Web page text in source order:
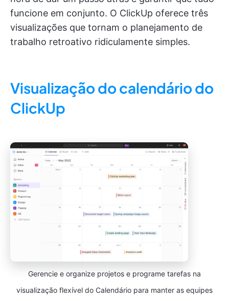
funcione em conjunto. O ClickUp oferece três
visualizações que tornam o planejamento de
trabalho retroativo ridiculamente simples.
Visualização do calendário do
ClickUp
Gerencie e organize projetos e programe tarefas na
visualização flexível do Calendário para manter as equipes